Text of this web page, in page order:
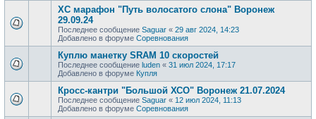
XC марафон "Путь волосатого слона" Воронеж
29.09.24
Последнее сообщение Saguar « 29 авг 2024, 14:23
Добавлено в форуме Соревнования
Куплю манетку SRAM 10 скоростей
Последнее сообщение luden « 31 июл 2024, 17:17
Добавлено в форуме Купля
Кросс-кантри "Большой ХСО" Воронеж 21.07.2024
Последнее сообщение Saguar « 12 июл 2024, 11:13
Добавлено в форуме Соревнования